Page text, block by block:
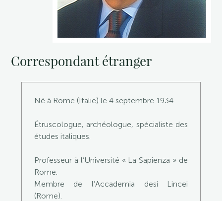
Correspondant étranger
Né à Rome (Italie) le 4 septembre 1934.
Étruscologue, archéologue, spécialiste des
études italiques.
Professeur à l’Université « La Sapienza » de
Rome.
Membre de l’Accademia desi Lincei
(Rome).